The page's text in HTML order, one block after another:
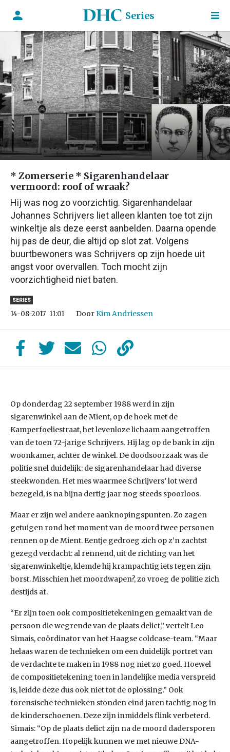
Series
* Zomerserie * Sigarenhandelaar
vermoord: roof of wraak?
Hij was nog zo voorzichtig. Sigarenhandelaar
Johannes Schrijvers liet alleen klanten toe tot zijn
winkeltje als deze eerst aanbelden. Daarna opende
hij pas de deur, die altijd op slot zat. Volgens
buurtbewoners was Schrijvers op zijn hoede uit
angst voor overvallen. Toch mocht zijn
voorzichtigheid niet baten.
SERIES
14-08-2017 11:01 DoorKim Andriessen
Op donderdag 22 september 1988 werd in zijn
sigarenwinkel aan de Mient, op de hoek met de
Kamperfoeliestraat, het levenloze lichaam aangetroffen
van de toen 72-jarige Schrijvers. Hij lag op de bank in zijn
woonkamer, achter de winkel. De doodsoorzaak was de
politie snel duidelijk: de sigarenhandelaar had diverse
steekwonden. Het mes waarmee Schrijvers’ lot werd
bezegeld, is na bijna dertig jaar nog steeds spoorloos.
Maar er zijn wel andere aanknopingspunten. Zo zagen
getuigen rond het moment van de moord twee personen
rennen op de Mient. Eentje gedroeg zich op z’n zachtst
gezegd verdacht: al rennend, uit de richting van het
sigarenwinkeltje, klemde hij krampachtig iets tegen zijn
borst. Misschien het moordwapen?, zo vroeg de politie zich
destijds af.
“Er zijn toen ook compositietekeningen gemaakt van de
persoon die wegrende van de plaats delict,” vertelt Leo
Simais, coördinator van het Haagse coldcase-team. “Maar
helaas waren de technieken om een duidelijk portret van
de verdachte te maken in 1988 nog niet zo goed. Hoewel
de compositietekening toen in landelijke media verspreid
is, leidde deze dus ook niet tot de oplossing.” Ook
forensische technieken stonden eind jaren tachtig nog in
de kinderschoenen. Deze zijn inmiddels flink verbeterd.
Simais: “Op de plaats delict zijn na de moord dadersporen
aangetroffen. Hopelijk kunnen we met nieuwe DNA-